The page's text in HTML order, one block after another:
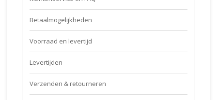
Betaalmogelijkheden
Voorraad en levertijd
Levertijden
Verzenden & retourneren